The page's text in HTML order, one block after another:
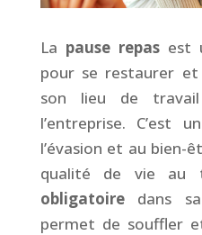
La pause repasest
pour se restaurer
son lieu de
l’entreprise. C’est
l’évasion et au bien-
qualité de vie au
obligatoiredans sa
permet de souffler